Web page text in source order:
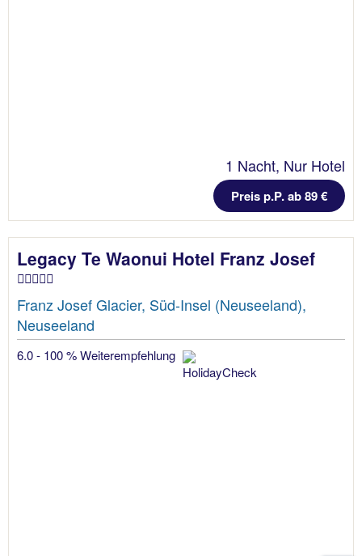
1 Nacht, Nur Hotel
Preis p.P. ab 89 €
Legacy Te Waonui Hotel Franz Josef
Franz Josef Glacier, Süd-Insel (Neuseeland),
Neuseeland
6.0 - 100 % Weiterempfehlung